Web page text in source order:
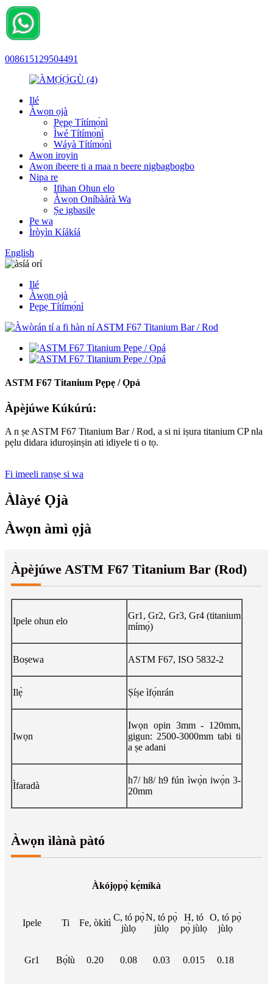
008615129504491
Ilé
Àwọn ọjà
Pẹpẹ Títímọ́nì
Ìwé Títímọ́nì
Wáyà Títímọ́nì
Awọn iroyin
Awọn ibeere ti a maa n beere nigbagbogbo
Nipa re
Ifihan Ohun elo
Àwọn Oníbàárà Wa
Ṣe igbasilẹ
Pe wa
Ìròyìn Kíákíá
English
Ilé
Àwọn ọjà
Pẹpẹ Títímọ́nì
ASTM F67 Titanium Pẹpẹ / Ọpá
Àpèjúwe Kúkúrú:
A n ṣe ASTM F67 Titanium Bar / Rod, a si ni iṣura titanium CP nla
pẹlu didara iduroṣinṣin ati idiyele ti o tọ.
Fi imeeli ranṣẹ si wa
Àlàyé Ọjà
Àwọn àmì ọjà
Àpèjúwe ASTM F67 Titanium Bar (Rod)
Ipele ohun elo
Gr1, Gr2, Gr3, Gr4 (titanium
mímọ́)
Boṣewa ASTM F67, ISO 5832-2
Ilẹ̀ Ṣíṣe ìfọ́nrán
Iwọn
Iwọn opin 3mm - 120mm,
gigun: 2500-3000mm tabi ti
a ṣe adani
Ìfaradà
h7/ h8/ h9 fún ìwọ̀n iwọ̀n 3-
20mm
Àwọn ìlànà pàtó
Àkójọpọ̀ kẹ́míkà
Ipele Ti Fe, òkìtì
C, tó pọ̀
jùlọ
N, tó pọ̀
jùlọ
H, tó
pọ̀ jùlọ
O, tó pọ̀
jùlọ
Gr1 Bọ́lù 0.20 0.08 0.03 0.015 0.18